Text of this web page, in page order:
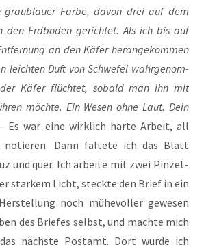
grau­blau­er Far­be, davon drei auf dem
den Erd­bo­den gerich­tet. Als ich bis auf
an den Käfer her­an­ge­kom­men
leich­ten Duft von Schwe­fel wahr­ge­nom­
Käfer flüch­tet, sobald man ihn mit
möch­te. Ein Wesen ohne Laut. Dein
Es war eine wirk­lich har­te Arbeit, all
notie­ren. Dann fal­te­te ich das Blatt
und quer. Ich arbei­te mit zwei Pin­zet­
star­kem Licht, steck­te den Brief in ein
noch mühe­vol­ler gewe­sen
des Brie­fes selbst, und mach­te mich
nächs­te Post­amt. Dort wur­de ich